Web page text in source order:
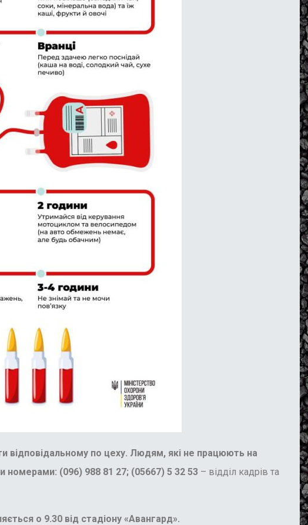
відповідальному по цеху. Людям, які не працюють на
номерами: (096) 988 81 27; (05667) 5 32 53 – відділ кадрів та
о 9.30 від стадіону «Авангард».